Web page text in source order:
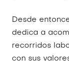
Desde
dedica a
recorridos
con sus